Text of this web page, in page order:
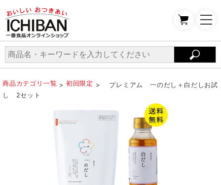
商品カテゴリ一覧 > 初回限定 > プレミアム 一のだし＋白だしお試
し 2セット